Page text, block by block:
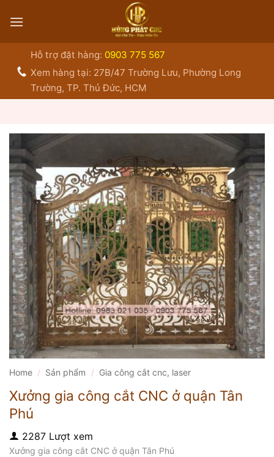
qua
Hỗ trợ đặt hàng: 0903 775 567
Xem hàng tại: 27B/47 Trường Lưu, Phường Long
Trường, TP. Thủ Đức, HCM
Home / Sản phẩm / Gia công cắt cnc, laser
Xưởng gia công cắt CNC ở quận Tân
Phú
2287 Lượt xem
Xưởng gia công cắt CNC ở quận Tân Phú